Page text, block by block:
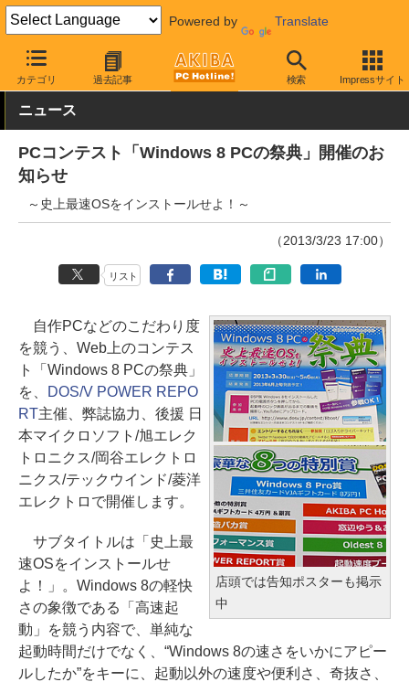
Powered by Translate
カテゴリ 過去記事 検索 Impressサイト
AKIBA PC Hotline! イベント
ニュース
PCコンテスト「Windows 8 PCの祭典」開催のお
知らせ
～史上最速OSをインストールせよ！～
（2013/3/23 17:00）
リスト
店頭では告知ポスターも掲示
中
自作PCなどのこだわり度
を競う、Web上のコンテス
ト「Windows 8 PCの祭典」
を、
DOS/V POWER REPO
RT主催、弊誌協力、後援 日
本マイクロソフト/旭エレク
トロニクス/岡谷エレクトロ
ニクス/テックウインド/菱洋
エレクトロで開催します。
サブタイトルは「史上最
速OSをインストールせ
よ！」。Windows 8の軽快
さの象徴である「高速起
動」を競う内容で、単純な
起動時間だけでなく、“Windows 8の速さをいかにアピー
ルしたか”をキーに、起動以外の速度や便利さ、奇抜さ、